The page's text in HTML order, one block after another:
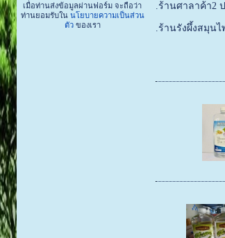
เมื่อท่านส่งข้อมูลผ่านฟอร์ม จะถือว่า
ท่านยอมรับในนโยบายความเป็นส่วน
ตัว ของเรา
.ร้านศาลาค้า2
.ร้านรังผึ้งสมุน